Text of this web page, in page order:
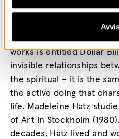
philosophical issues, in
artistic activism includes
combined with
works is entitled Dollar
invisible relationships
the spiritual – it is the
the active doing that
life. Madeleine Hatz
of Art in Stockholm
decades, Hatz lived and